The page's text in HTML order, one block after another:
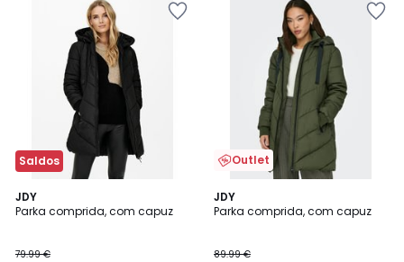
Saldos
JDY
Parka comprida, com capuz
79.99 €
4,5
/ 5
Outlet
JDY
Parka comprida, com capuz
89.99 €
4,5
/ 5